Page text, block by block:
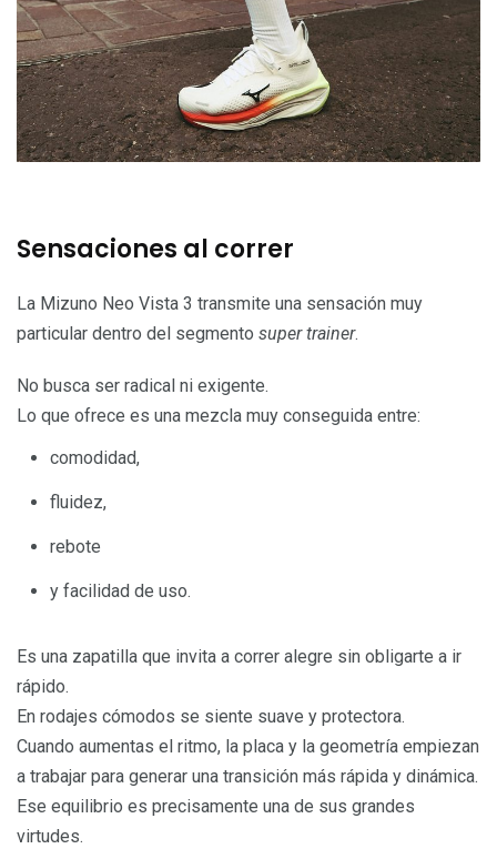
Sensaciones al correr
La Mizuno Neo Vista 3 transmite una sensación muy
particular dentro del segmento super trainer.
No busca ser radical ni exigente.
Lo que ofrece es una mezcla muy conseguida entre:
comodidad,
fluidez,
rebote
y facilidad de uso.
Es una zapatilla que invita a correr alegre sin obligarte a ir
rápido.
En rodajes cómodos se siente suave y protectora.
Cuando aumentas el ritmo, la placa y la geometría empiezan
a trabajar para generar una transición más rápida y dinámica.
Ese equilibrio es precisamente una de sus grandes
virtudes.